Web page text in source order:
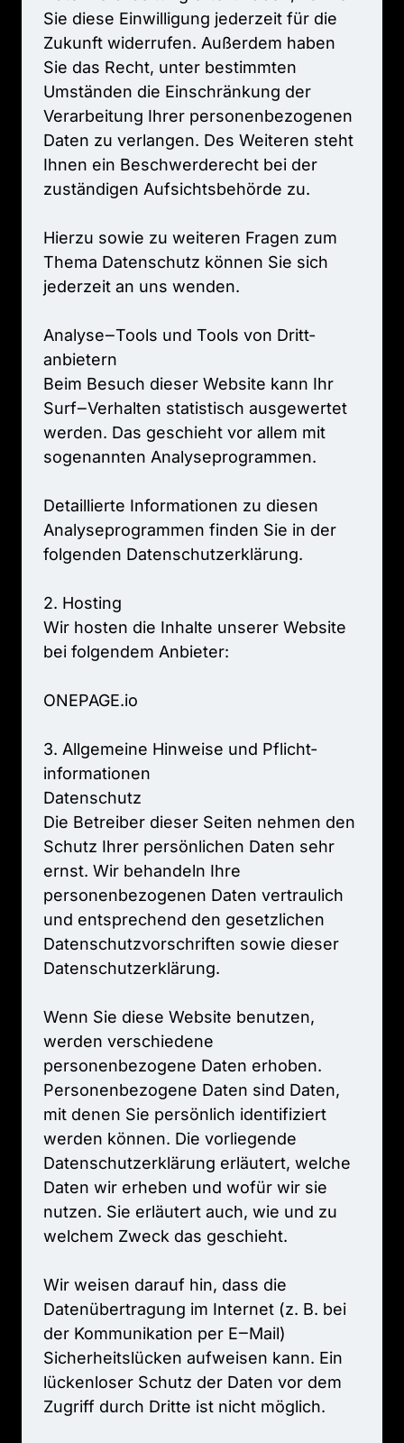
Sie diese Einwilligung jederzeit für
Zukunft widerrufen. Außerdem
Sie das Recht, unter
Umständen die Einschränkung
Verarbeitung Ihrer
Daten zu verlangen. Des Weiteren
Ihnen ein Beschwerderecht bei
zuständigen Aufsichtsbehörde zu.
Hierzu sowie zu weiteren Fragen
Thema Datenschutz können Sie
jederzeit an uns wenden.
Analyse‒Tools und Tools von Dritt­
anbietern
Beim Besuch dieser Website kann
Surf‒Verhalten statistisch
werden. Das geschieht vor allem
sogenannten Analyseprogrammen.
Detaillierte Informationen zu
Analyseprogrammen finden Sie in
folgenden Datenschutzerklärung.
2. Hosting
Wir hosten die Inhalte unserer
bei folgendem Anbieter:
ONEPAGE.io
3. Allgemeine Hinweise und Pflicht­
informationen
Datenschutz
Die Betreiber dieser Seiten nehmen
Schutz Ihrer persönlichen Daten
ernst. Wir behandeln
personenbezogenen Daten
und entsprechend den
Datenschutzvorschriften sowie
Datenschutzerklärung.
Wenn Sie diese Website
werden
personenbezogene Daten
Personenbezogene Daten sind
mit denen Sie persönlich
werden können. Die
Datenschutzerklärung erläutert,
Daten wir erheben und wofür wir
nutzen. Sie erläutert auch, wie und
welchem Zweck das geschieht.
Wir weisen darauf hin, dass
Datenübertragung im Internet (z. B.
der Kommunikation per E‒
Sicherheitslücken aufweisen kann.
lückenloser Schutz der Daten vor
Zugriff durch Dritte ist nicht möglich.